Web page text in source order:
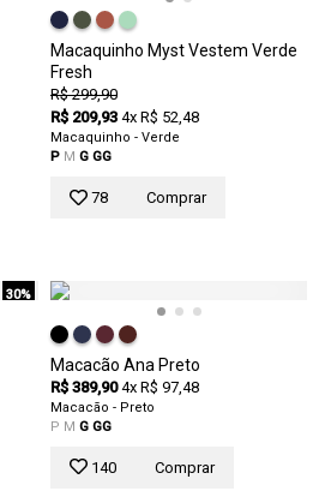
Macaquinho Myst Vestem Verde
Fresh
R$ 299,90
R$ 209,93 4x R$ 52,48
Macaquinho - Verde
P M G GG
78 Comprar
30%
Macacão Ana Preto
R$ 389,90 4x R$ 97,48
Macacão - Preto
P M G GG
140 Comprar